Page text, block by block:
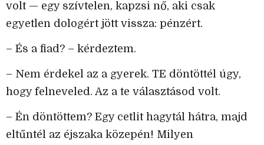
volt — egy szívtelen, kapzsi nő, aki csak
egyetlen dologért jött vissza: pénzért.
– És a fiad? – kérdeztem.
– Nem érdekel az a gyerek. TE döntöttél úgy,
hogy felneveled. Az a te választásod volt.
– Én döntöttem? Egy cetlit hagytál hátra, majd
eltűntél az éjszaka közepén! Milyen